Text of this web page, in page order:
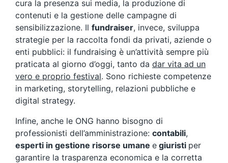
cura la presenza sui media, la produzione di
contenuti e la gestione delle campagne di
sensibilizzazione. Il fundraiser, invece, sviluppa
strategie per la raccolta fondi da privati, aziende o
enti pubblici: il fundraising è un’attività sempre più
praticata al giorno d’oggi, tanto da dar vita ad un
vero e proprio festival. Sono richieste competenze
in marketing, storytelling, relazioni pubbliche e
digital strategy.
Infine, anche le ONG hanno bisogno di
professionisti dell’amministrazione: contabili,
esperti in gestione risorse umane e giuristi per
garantire la trasparenza economica e la corretta